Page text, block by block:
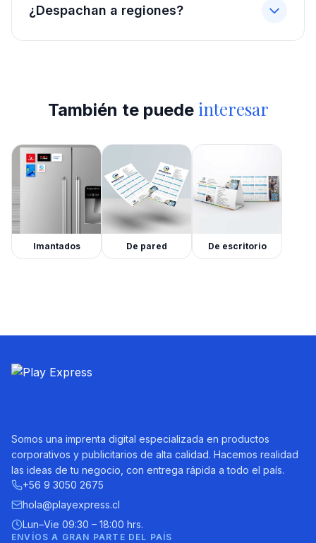
¿Despachan a regiones?
También te puede interesar
Imantados De pared De escritorio
Somos una imprenta digital especializada en productos
corporativos y publicitarios de alta calidad. Hacemos realidad
las ideas de tu negocio, con entrega rápida a todo el país.
+56 9 3050 2675
hola@playexpress.cl
Lun–Vie 09:30 – 18:00 hrs.
ENVÍOS A GRAN PARTE DEL PAÍS